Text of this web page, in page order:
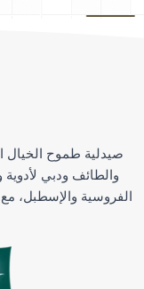
صيدلية طموح الخيال
والطائف ودبي
الفروسية والإسطبل،